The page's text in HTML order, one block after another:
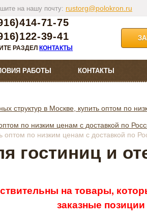
на нашу почту: rustorg@polokron.ru
71-75
39-41
РАЗДЕЛКОНТАКТЫ
РАБОТЫ КОНТАКТЫ
структур в Москве, купить оптом по
по низким ценам с доставкой по
оптом по низким ценам с доставкой по
гостиниц и
на товары,
заказные